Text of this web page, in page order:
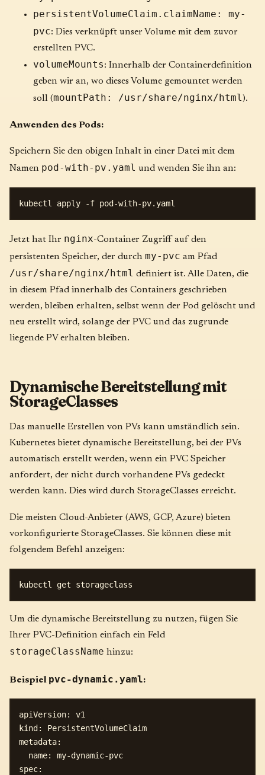
persistentVolumeClaim.claimName: my-
pvc: Dies verknüpft unser Volume mit dem zuvor
erstellten PVC.
volumeMounts: Innerhalb der Containerdefinition
geben wir an, wo dieses Volume gemountet werden
soll (mountPath: /usr/share/nginx/html).
Anwenden des Pods:
Speichern Sie den obigen Inhalt in einer Datei mit dem
Namen pod-with-pv.yaml und wenden Sie ihn an:
Jetzt hat Ihr nginx-Container Zugriff auf den
persistenten Speicher, der durch my-pvc am Pfad
/usr/share/nginx/html definiert ist. Alle Daten, die
in diesem Pfad innerhalb des Containers geschrieben
werden, bleiben erhalten, selbst wenn der Pod gelöscht und
neu erstellt wird, solange der PVC und das zugrunde
liegende PV erhalten bleiben.
Dynamische Bereitstellung mit
StorageClasses
Das manuelle Erstellen von PVs kann umständlich sein.
Kubernetes bietet dynamische Bereitstellung, bei der PVs
automatisch erstellt werden, wenn ein PVC Speicher
anfordert, der nicht durch vorhandene PVs gedeckt
werden kann. Dies wird durch StorageClasses erreicht.
Die meisten Cloud-Anbieter (AWS, GCP, Azure) bieten
vorkonfigurierte StorageClasses. Sie können diese mit
folgendem Befehl anzeigen:
Um die dynamische Bereitstellung zu nutzen, fügen Sie
Ihrer PVC-Definition einfach ein Feld
storageClassName hinzu:
Beispiel pvc-dynamic.yaml:
apiVersion: v1
kind: PersistentVolumeClaim
metadata:
  name: my-dynamic-pvc
spec: